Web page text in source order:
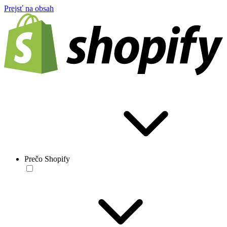
Prejsť na obsah
Prečo Shopify